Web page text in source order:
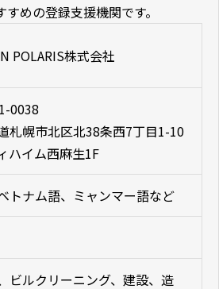
めの登録支援機関です。
POLARIS株式会社
0038
札幌市北区北38条西7丁目1-10
ハイム西麻生1F
トナム語、ミャンマー語など
ビルクリーニング、建設、造